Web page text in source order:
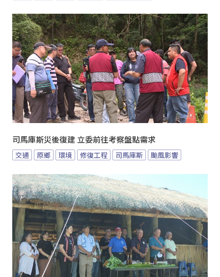
司馬庫斯災後復建 立委前往考察盤點需求
交通 原鄉 環境 修復工程 司馬庫斯 颱風影響